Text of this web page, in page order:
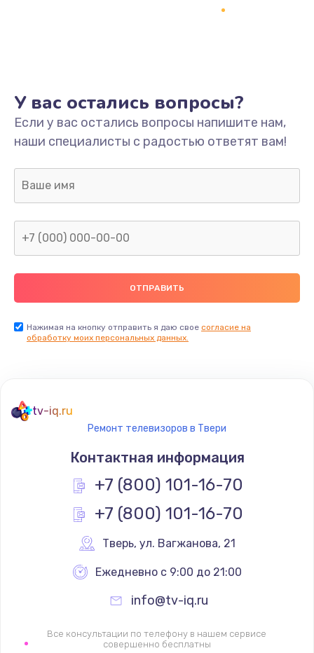
Не включается
1400 руб.
Заказать
Нет звука
800 руб.
Не видит флешку
400 руб.
Заказать
900 руб.
Заказать
900 руб.
Заказать
Не работает
1400 руб.
У вас остались вопросы?
Если у вас остались вопросы напишите нам,
наши специалисты с радостью ответят вам!
Нажимая на кнопку отправить я даю свое согласие на
обработку моих персональных данных.
tv-iq.ru
Ремонт телевизоров в Твери
Контактная информация
+7 (800) 101-16-70
+7 (800) 101-16-70
Тверь, ул. Вагжанова, 21
Ежедневно с 9:00 до 21:00
info@tv-iq.ru
Все консультации по телефону в нашем сервисе
совершенно бесплатны